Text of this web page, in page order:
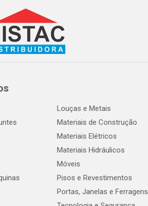
Louças e Metais
Materiais de Construção
Materiais Elétricos
Materiais Hidráulicos
Móveis
Pisos e Revestimentos
Portas, Janelas e Ferragens